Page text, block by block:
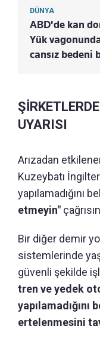
DÜNYA
ABD'de kan
Yük
cansız bedeni
UYARISI
Arızadan
Kuzeybatı
yapılamadığını
etmeyin"
Bir diğer demir
sistemlerinde
güvenli şekilde
tren ve yedek
ertelenmesini